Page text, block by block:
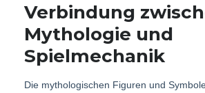
Verbindung
Mythologie und
Spielmechanik
Die mythologischen Figuren und